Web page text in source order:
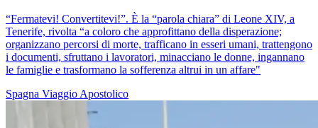
“Fermatevi! Convertitevi!”. È la “parola chiara” di Leone XIV, a
Tenerife, rivolta “a coloro che approfittano della disperazione;
organizzano percorsi di morte, trafficano in esseri umani, trattengono
i documenti, sfruttano i lavoratori, minacciano le donne, ingannano
le famiglie e trasformano la sofferenza altrui in un affare"
Spagna Viaggio Apostolico